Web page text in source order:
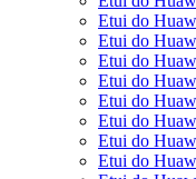
Etui do
Etui do
Etui do
Etui do
Etui do
Etui do
Etui do
Etui do